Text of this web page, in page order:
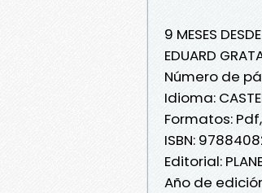
9 MESES
EDUARD
Número de
Idioma:
Formatos: Pdf,
ISBN:
Editorial:
Año de